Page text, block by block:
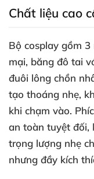
Chất liệu cao
Bộ cosplay gồm
mại, băng đô tai
đuôi lông chồn
tạo thoáng nhẹ,
khi chạm vào.
an toàn tuyệt đối,
trọng lượng nhẹ
nhưng đầy kích